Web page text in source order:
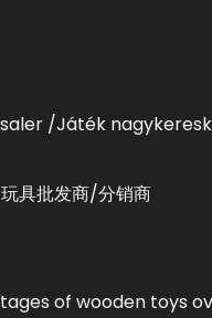
/Játék
具批发商/分销商
of wooden toys